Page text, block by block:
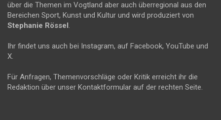
über die Themen im Vogtland aber auch überregional aus den
Bereichen Sport, Kunst und Kultur und wird produziert von
Stephanie Rössel .
Ihr findet uns auch bei Instagram, auf Facebook, YouTube und
X.
Für Anfragen, Themenvorschläge oder Kritik erreicht ihr die
Redaktion über unser Kontaktformular auf der rechten Seite.